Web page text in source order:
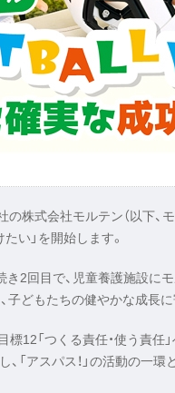
の株式会社モルテン（以下
い」を開始します。
2回目で、児童養護施設に
子どもたちの健やかな成長
標12「つくる責任・使う責
「アスパス！」の活動の一